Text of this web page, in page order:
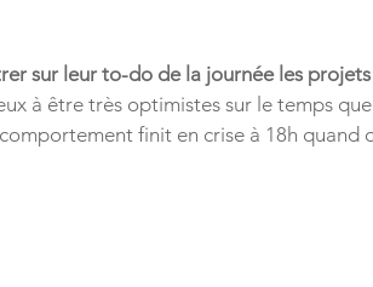
sur leur to-do de la journée les
à être très optimistes sur le temps
finit en crise à 18h quand